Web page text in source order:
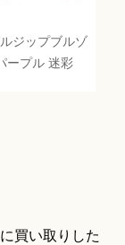
ジップブルゾ
ープル 迷彩
買い取りした